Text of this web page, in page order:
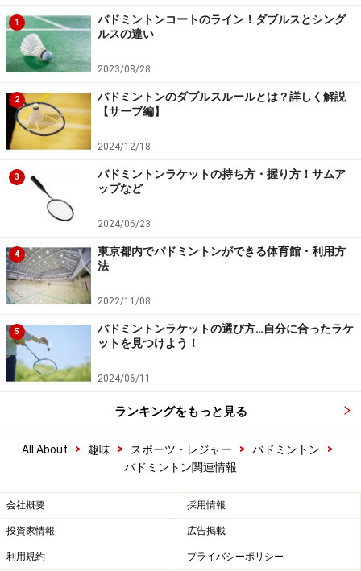
1
バドミントンコートのライン！ダブルスとシング
ルスの違い
2023/08/28
2
バドミントンのダブルスルールとは？詳しく解説
【サーブ編】
2024/12/18
3
バドミントンラケットの持ち方・握り方！サムア
ップなど
2024/06/23
4
東京都内でバドミントンができる体育館・利用方
法
2022/11/08
5
バドミントンラケットの選び方…自分に合ったラケ
ットを見つけよう！
2024/06/11
ランキングをもっと見る
All About > 趣味 > スポーツ・レジャー > バドミントン
>
バドミントン関連情報
会社概要 採用情報
投資家情報 広告掲載
利用規約 プライバシーポリシー